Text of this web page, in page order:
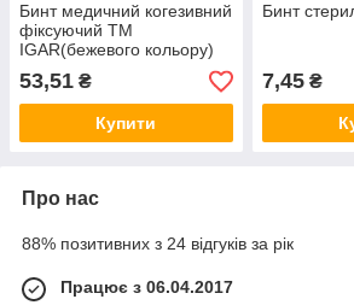
Бинт медичний когезивний
фіксуючий ТМ
IGAR(бежевого кольору)
53,51 ₴
Купити
Бинт
7,45₴
Про нас
88% позитивних з 24 відгуків за рік
Працює з 06.04.2017